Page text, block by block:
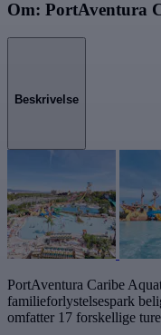
Om: PortAventura
Beskrivelse
PortAventura Caribe
familieforlystelsespark
omfatter 17 forskellige